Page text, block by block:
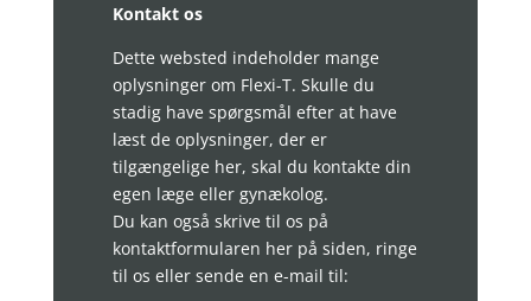
Kontakt os
Dette websted indeholder mange
oplysninger om Flexi-T. Skulle du
stadig have spørgsmål efter at have
læst de oplysninger, der er
tilgængelige her, skal du kontakte din
egen læge eller gynækolog.
Du kan også skrive til os på
kontaktformularen her på siden, ringe
til os eller sende en e-mail til: